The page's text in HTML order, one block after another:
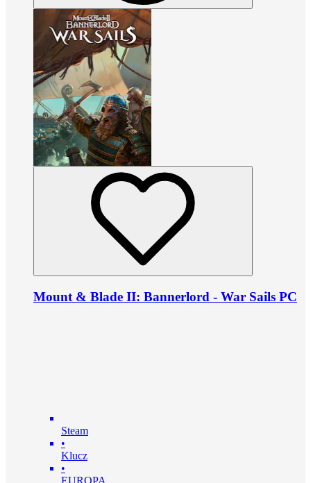
Mount & Blade II: Bannerlord - War Sails PC
Steam
•
Klucz
•
EUROPA